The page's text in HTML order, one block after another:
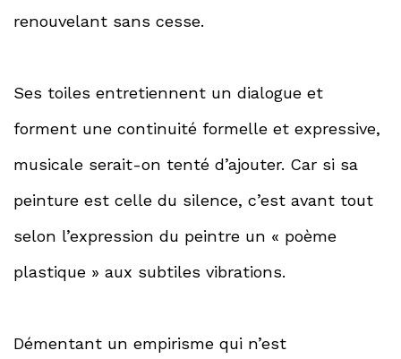
renouvelant sans cesse.
Ses toiles entretiennent un dialogue et
forment une continuité formelle et expressive,
musicale serait-on tenté d’ajouter. Car si sa
peinture est celle du silence, c’est avant tout
selon l’expression du peintre un « poème
plastique » aux subtiles vibrations.
Démentant un empirisme qui n’est